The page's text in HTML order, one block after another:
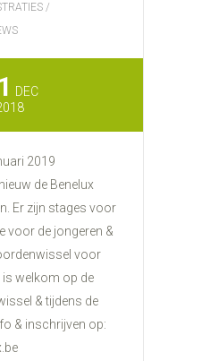
/
DEC
2019
de Benelux
Er zijn stages voor
voor de jongeren &
voor
is welkom op de
& tijdens de
& inschrijven op: